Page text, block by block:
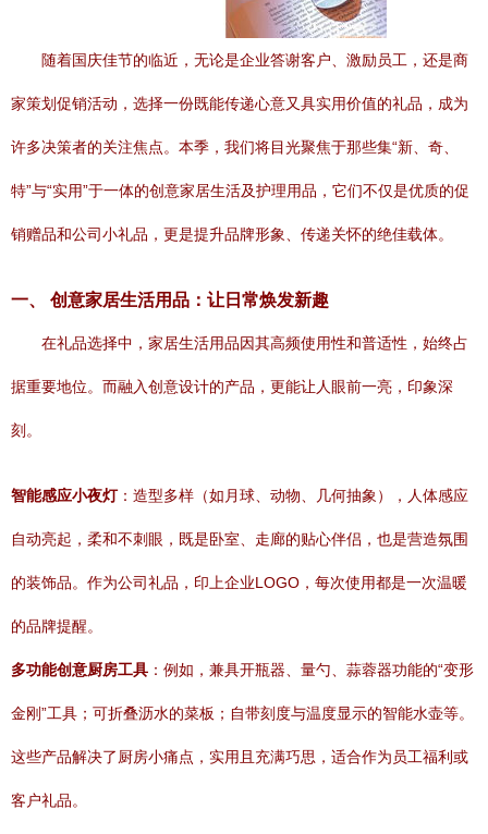
随着国庆佳节的临近，无论是企业答谢客户、激励员工，还是商
家策划促销活动，选择一份既能传递心意又具实用价值的礼品，成为
许多决策者的关注焦点。本季，我们将目光聚焦于那些集“新、奇、
特”与“实用”于一体的创意家居生活及护理用品，它们不仅是优质的促
销赠品和公司小礼品，更是提升品牌形象、传递关怀的绝佳载体。
一、 创意家居生活用品：让日常焕发新趣
在礼品选择中，家居生活用品因其高频使用性和普适性，始终占
据重要地位。而融入创意设计的产品，更能让人眼前一亮，印象深
刻。
智能感应小夜灯：造型多样（如月球、动物、几何抽象），人体感应
自动亮起，柔和不刺眼，既是卧室、走廊的贴心伴侣，也是营造氛围
的装饰品。作为公司礼品，印上企业LOGO，每次使用都是一次温暖
的品牌提醒。
多功能创意厨房工具 ：例如，兼具开瓶器、量勺、蒜蓉器功能的“变形
金刚”工具；可折叠沥水的菜板；自带刻度与温度显示的智能水壶等。
这些产品解决了厨房小痛点，实用且充满巧思，适合作为员工福利或
客户礼品。